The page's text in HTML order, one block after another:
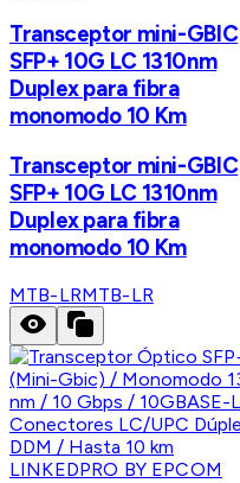
Transceptor mini-GBIC
SFP+ 10G LC 1310nm
Duplex para fibra
monomodo 10 Km
Transceptor mini-GBIC
SFP+ 10G LC 1310nm
Duplex para fibra
monomodo 10 Km
MTB-LRMTB-LR
LINKEDPRO BY EPCOM